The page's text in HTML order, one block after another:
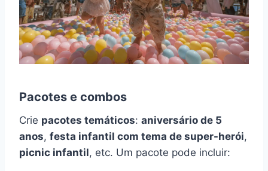
Pacotes e combos
Crie pacotes temáticos: aniversário de 5
anos, festa infantil com tema de super-herói,
picnic infantil, etc. Um pacote pode incluir: